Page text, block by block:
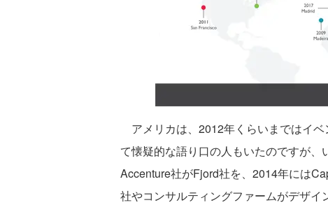
アメリカは、2012年くらいまではイ
て懐疑的な語り口の人もいたのですが
Accenture社がFjord社を、2014年には
社やコンサルティングファームがデザ